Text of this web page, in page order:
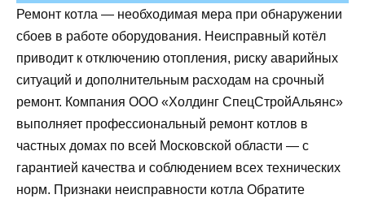
Ремонт котла — необходимая мера при обнаружении
сбоев в работе оборудования. Неисправный котёл
приводит к отключению отопления, риску аварийных
ситуаций и дополнительным расходам на срочный
ремонт. Компания ООО «Холдинг СпецСтройАльянс»
выполняет профессиональный ремонт котлов в
частных домах по всей Московской области — с
гарантией качества и соблюдением всех технических
норм. Признаки неисправности котла Обратите